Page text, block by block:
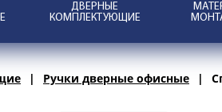
ДВЕРНЫЕ
КОМПЛЕКТУЮЩИЕ
Ручки дверные офисные